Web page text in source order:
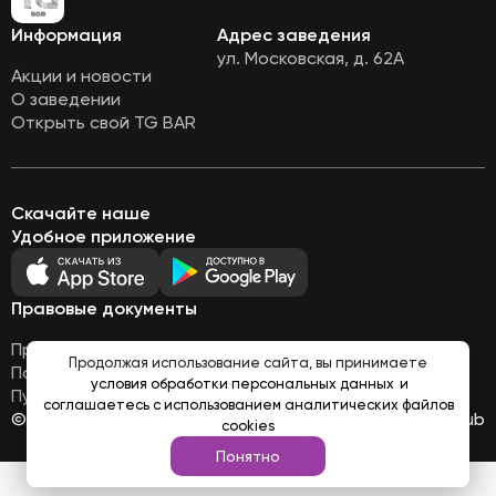
Информация
Акции и новости
О заведении
Открыть свой TG BAR
Адрес заведения
ул. Московская, д. 62А
Скачайте наше
Удобное приложение
Правовые документы
Правовая информация
Политика обработки персональных данных
Публичная оферта
© Все права защищены 2026Работает на Loyalhub
Продолжая использование сайта, вы принимаете
условия обработки персональных данных и
соглашаетесь с использованием аналитических файлов
cookies
Понятно